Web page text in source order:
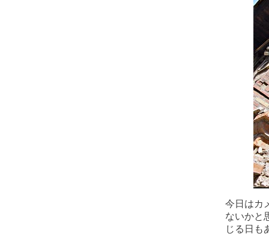
今日はカ
ないかと
じる日も